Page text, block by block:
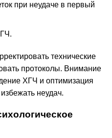
при неудаче в первый
технические
протоколы. Внимание
ХГЧ и оптимизация
неудач.